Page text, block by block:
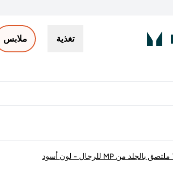
تغذية ملابس